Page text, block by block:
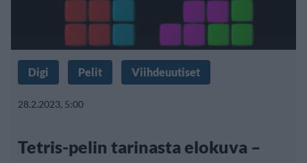
Digi Pelit Viihdeuutiset
28.2.2023, 5:00
Tetris-pelin tarinasta elokuva –